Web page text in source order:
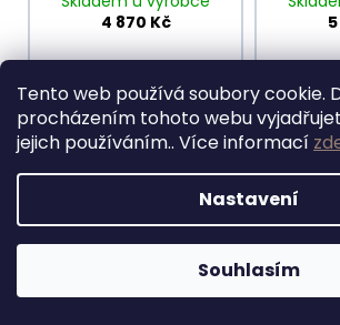
Tento web používá soubory cookie.
procházením tohoto webu
jejich používáním.. Více informací
Nastavení
Souhlasím
4 870 Kč
DO KOŠÍKU